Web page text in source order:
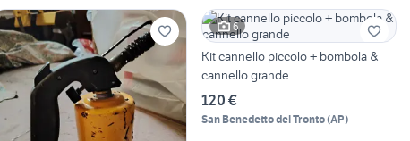
6
Kit cannello piccolo + bombola &
cannello grande
120 €
San Benedetto del Tronto(AP)